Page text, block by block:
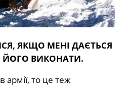
ЯКЩО МЕНІ ДАЄТЬСЯ
ЙОГО ВИКОНАТИ.
армії, то це теж